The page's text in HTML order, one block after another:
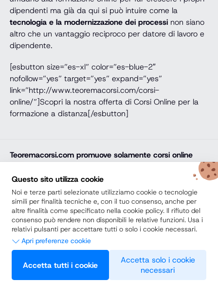
dipendenti ma già da qui si può intuire come la
tecnologia e la modernizzazione dei processi non siano
altro che un vantaggio reciproco per datore di lavoro e
dipendente.
[esbutton size=”es-xl” color=”es-blue-2″
nofollow=”yes” target=”yes” expand=”yes”
link=”http://www.teoremacorsi.com/corsi-
online/”]Scopri la nostra offerta di Corsi Online per la
formazione a distanza[/esbutton]
Teoremacorsi.com promuove solamente corsi online
professionali, corsi per il diploma online, lauree e master
online di comprovata qualità e con attestato finale
riconosciuto e spendibile sul mercato del lavoro. Trova
la soluzione ideale e arricchisci il tuo percorso di studi
con noi.
Secondo Diploma
Scuole Private vs Scuole Paritarie
© 2026 Teoremacorsi.com Tutti i diritti riservati. -
Questo sito utilizza cookie
Noi e terze parti selezionate utilizziamo cookie o tecnologie
simili per finalità tecniche e, con il tuo consenso, anche per
altre finalità come specificato nella cookie policy. Il rifiuto del
consenso può rendere non disponibili le relative funzioni. Usa i
relativi pulsanti per accettare tutti o solo i cookie necessari.
Apri preferenze cookie
Questi strumenti di tracciamento sono strettamente necessari per
garantire il funzionamento e la fornitura del servizio che ci hai
Accetta tutti i cookie
Accetta solo i cookie
necessari